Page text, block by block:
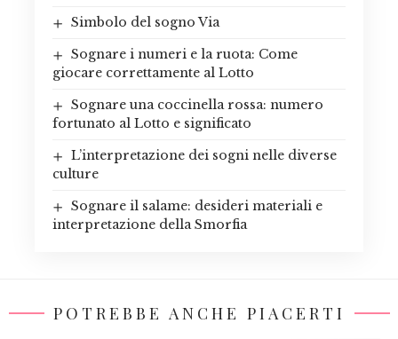
Simbolo del sogno Via
Sognare i numeri e la ruota: Come
giocare correttamente al Lotto
Sognare una coccinella rossa: numero
fortunato al Lotto e significato
L’interpretazione dei sogni nelle diverse
culture
Sognare il salame: desideri materiali e
interpretazione della Smorfia
POTREBBE ANCHE PIACERTI